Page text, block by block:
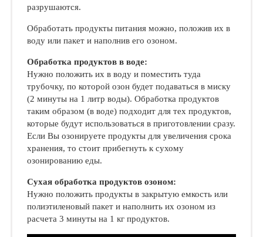
разрушаются.
Обработать продукты питания можно, положив их в
воду или пакет и наполнив его озоном.
Обработка продуктов в воде:
Нужно положить их в воду и поместить туда
трубочку, по которой озон будет подаваться в миску
(2 минуты на 1 литр воды). Обработка продуктов
таким образом (в воде) подходит для тех продуктов,
которые будут использоваться в приготовлении сразу.
Если Вы озонируете продукты для увеличения срока
хранения, то стоит прибегнуть к сухому
озонированию еды.
Сухая обработка продуктов озоном:
Нужно положить продукты в закрытую емкость или
полиэтиленовый пакет и наполнить их озоном из
расчета 3 минуты на 1 кг продуктов.